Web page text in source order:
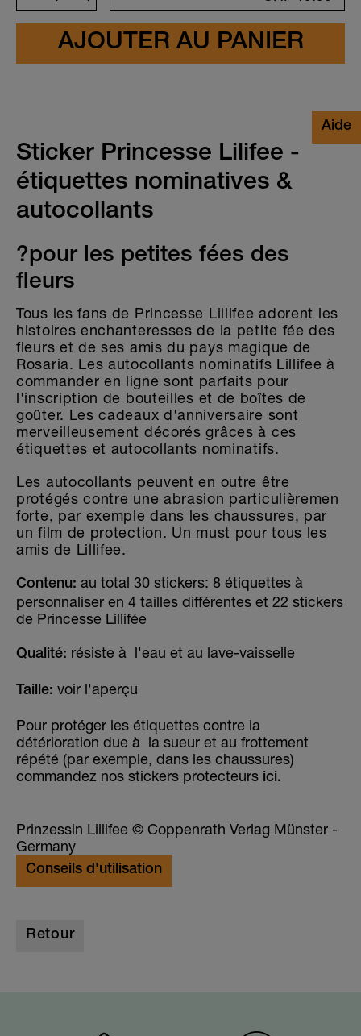
Sticker Princesse Lilifee -
étiquettes nominatives &
autocollants
?pour les petites fées des
fleurs
Tous les fans de Princesse Lillifee adorent les
histoires enchanteresses de la petite fée des
fleurs et de ses amis du pays magique de
Rosaria. Les autocollants nominatifs Lillifee à
commander en ligne sont parfaits pour
l'inscription de bouteilles et de boîtes de
goûter. Les cadeaux d'anniversaire sont
merveilleusement décorés grâces à ces
étiquettes et autocollants nominatifs.
Les autocollants peuvent en outre être
protégés contre une abrasion particulièremen
forte, par exemple dans les chaussures, par
un film de protection. Un must pour tous les
amis de Lillifee.
Contenu: au total 30 stickers: 8 étiquettes à
personnaliser en 4 tailles différentes et 22 stickers
de Princesse Lillifée
Qualité: résiste à l'eau et au lave-vaisselle
Taille: voir l'aperçu
Pour protéger les étiquettes contre la
détérioration due à la sueur et au frottement
répété (par exemple, dans les chaussures)
commandez nos stickers protecteurs ici.
Prinzessin Lillifee © Coppenrath Verlag Münster -
Germany
Conseils d'utilisation
Retour